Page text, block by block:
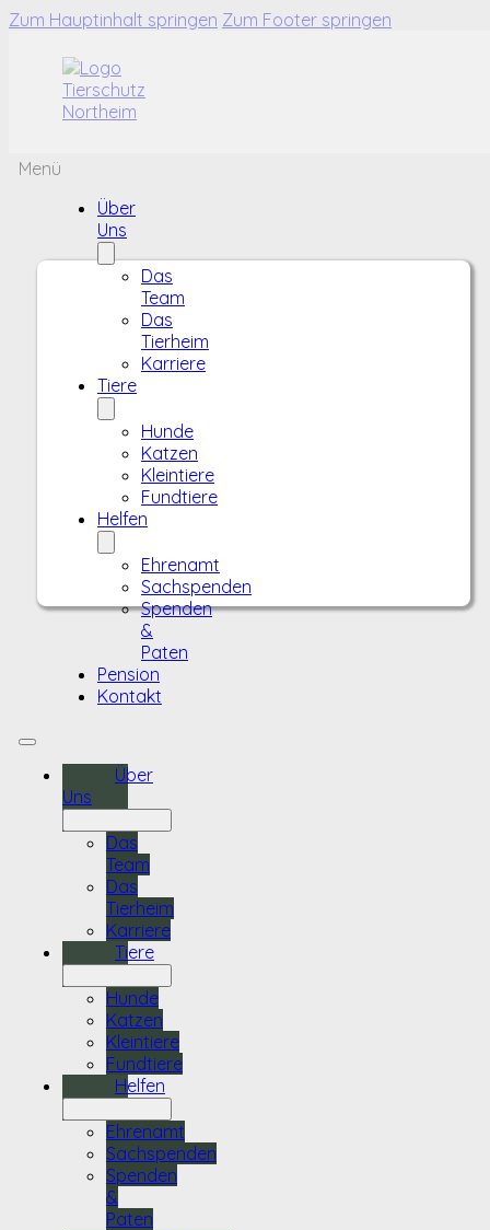
Zum Hauptinhalt springen Zum Footer springen
Menü
Über
Uns
Das
Team
Das
Tierheim
Karriere
Tiere
Hunde
Katzen
Kleintiere
Fundtiere
Helfen
Ehrenamt
Sachspenden
Spenden
&
Paten
Pension
Kontakt
Über
Uns
Das
Team
Das
Tierheim
Karriere
Tiere
Hunde
Katzen
Kleintiere
Fundtiere
Helfen
Ehrenamt
Sachspenden
Spenden
&
Paten